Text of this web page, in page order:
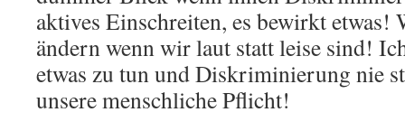
aktives Einschreiten, es bewirkt etwas!
ändern wenn wir laut statt leise sind!
etwas zu tun und Diskriminierung nie
unsere menschliche Pflicht!